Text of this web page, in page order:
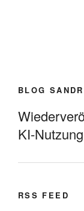
BLOG
KI-
RSS FEED